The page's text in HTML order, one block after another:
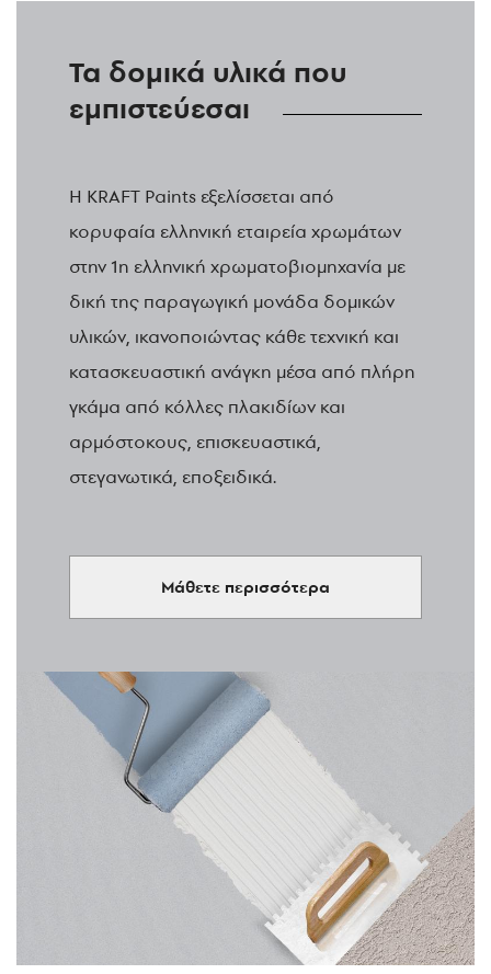
Τα δομικά υλικά που
εμπιστεύεσαι
H KRAFT Paints εξελίσσεται από
κορυφαία ελληνική εταιρεία χρωμάτων
στην 1η ελληνική χρωματοβιομηχανία με
δική της παραγωγική μονάδα δομικών
υλικών, ικανοποιώντας κάθε τεχνική και
κατασκευαστική ανάγκη μέσα από πλήρη
γκάμα από κόλλες πλακιδίων και
αρμόστοκους, επισκευαστικά,
στεγανωτικά, εποξειδικά.
Μάθετε περισσότερα